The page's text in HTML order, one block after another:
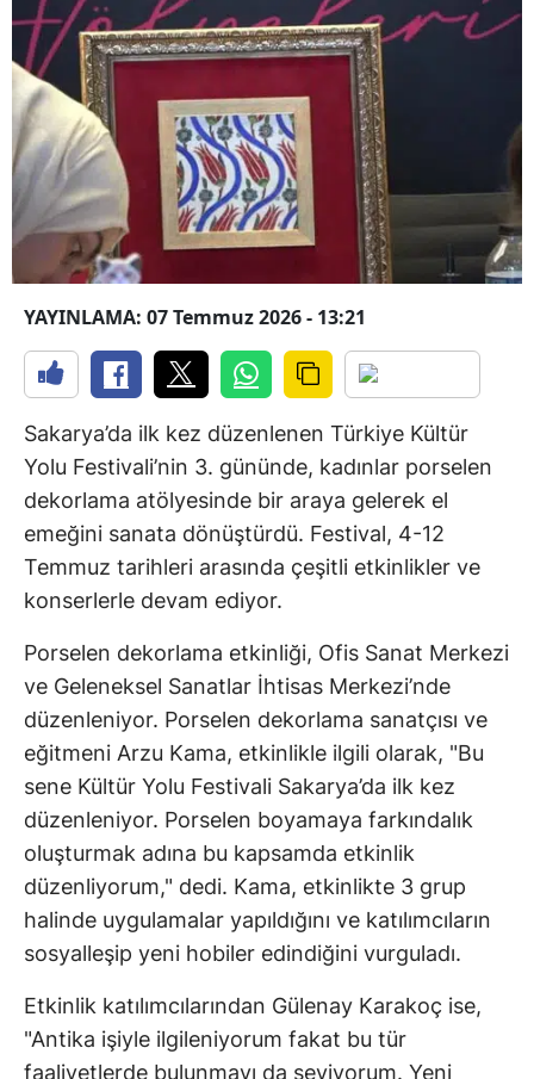
YAYINLAMA: 07 Temmuz 2026 - 13:21
Sakarya’da ilk kez düzenlenen Türkiye Kültür
Yolu Festivali’nin 3. gününde, kadınlar porselen
dekorlama atölyesinde bir araya gelerek el
emeğini sanata dönüştürdü. Festival, 4-12
Temmuz tarihleri arasında çeşitli etkinlikler ve
konserlerle devam ediyor.
Porselen dekorlama etkinliği, Ofis Sanat Merkezi
ve Geleneksel Sanatlar İhtisas Merkezi’nde
düzenleniyor. Porselen dekorlama sanatçısı ve
eğitmeni Arzu Kama, etkinlikle ilgili olarak, "Bu
sene Kültür Yolu Festivali Sakarya’da ilk kez
düzenleniyor. Porselen boyamaya farkındalık
oluşturmak adına bu kapsamda etkinlik
düzenliyorum," dedi. Kama, etkinlikte 3 grup
halinde uygulamalar yapıldığını ve katılımcıların
sosyalleşip yeni hobiler edindiğini vurguladı.
Etkinlik katılımcılarından Gülenay Karakoç ise,
"Antika işiyle ilgileniyorum fakat bu tür
faaliyetlerde bulunmayı da seviyorum. Yeni